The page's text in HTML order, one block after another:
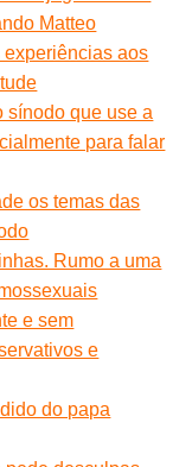
Matteo
experiências aos
sínodo que use a
para falar
os temas das
Rumo a uma
e sem
e
do papa